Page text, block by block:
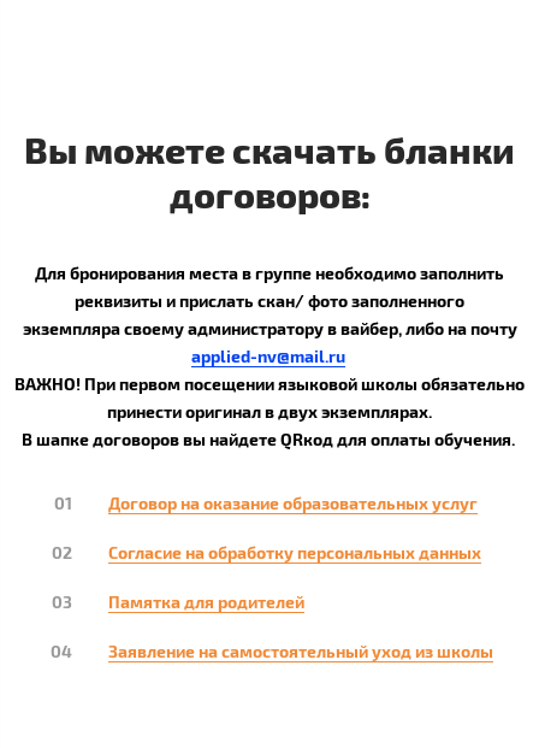
Вы можете скачать бланки
договоров:
Для бронирования места в группе необходимо заполнить
реквизиты и прислать скан/ фото заполненного
экземпляра своему администратору в вайбер, либо на почту
applied-nv@mail.ru
ВАЖНО! При первом посещении языковой школы обязательно
принести оригинал в двух экземплярах.
В шапке договоров вы найдете QRкод для оплаты обучения.
Договор на оказание образовательных услуг
Согласие на обработку персональных данных
Памятка для родителей
Заявление на самостоятельный уход из школы